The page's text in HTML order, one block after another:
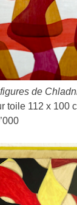
de
toile 112 x 100